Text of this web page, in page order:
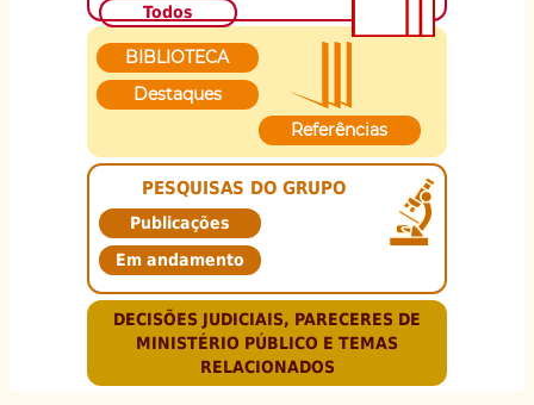
Todos
BIBLIOTECA
Destaques
Referências
PESQUISAS DO GRUPO
Publicações
Em andamento
DECISÕES JUDICIAIS, PARECERES DE
MINISTÉRIO PÚBLICO E TEMAS
RELACIONADOS